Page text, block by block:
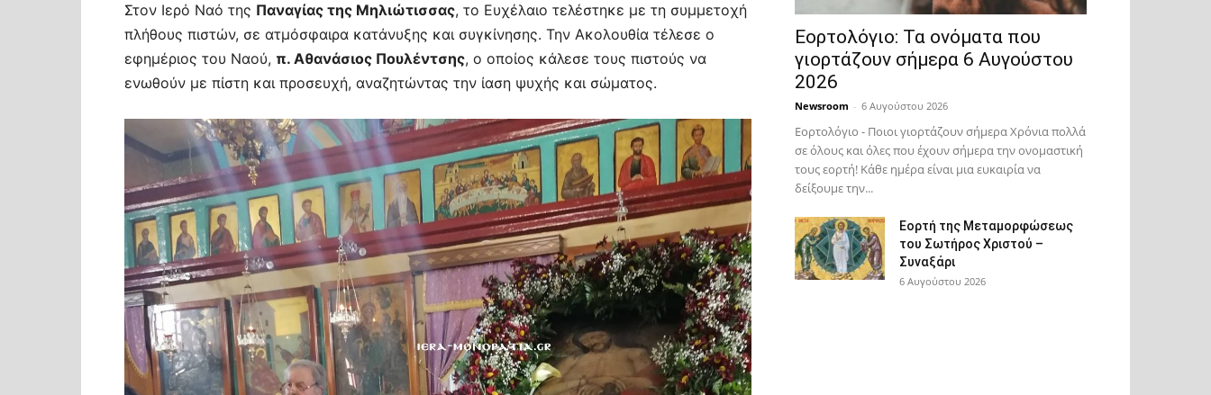
Στον Ιερό Ναό της Παναγίας της Μηλιώτισσας, το Ευχέλαιο τελέστηκε με τη συμμετοχή
πλήθους πιστών, σε ατμόσφαιρα κατάνυξης και συγκίνησης. Την Ακολουθία τέλεσε ο
εφημέριος του Ναού, π. Αθανάσιος Πουλέντσης, ο οποίος κάλεσε τους πιστούς να
ενωθούν με πίστη και προσευχή, αναζητώντας την ίαση ψυχής και σώματος.
Εορτολόγιο: Τα ονόματα που
γιορτάζουν σήμερα 6 Αυγούστου
2026
Newsroom - 6 Αυγούστου 2026
Εορτολόγιο - Ποιοι γιορτάζουν σήμερα Χρόνια πολλά
σε όλους και όλες που έχουν σήμερα την ονομαστική
τους εορτή! Κάθε ημέρα είναι μια ευκαιρία να
δείξουμε την...
Εορτή της Μεταμορφώσεως
του Σωτήρος Χριστού –
Συναξάρι
6 Αυγούστου 2026